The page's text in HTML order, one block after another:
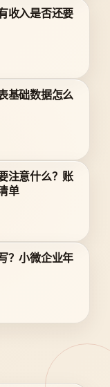
收入是否还要
基础数据怎么
注意什么？账
单
？小微企业年